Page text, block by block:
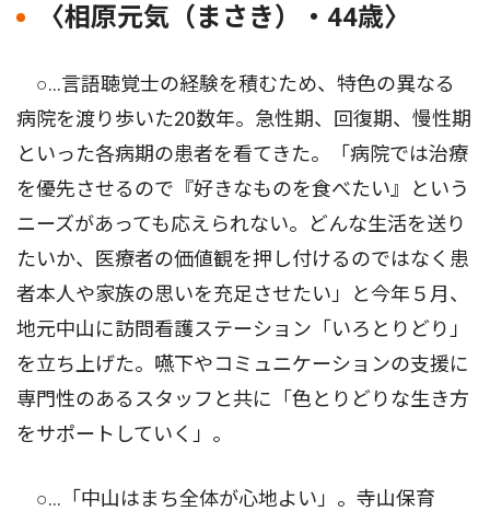
〈相原元気（まさき）・44歳〉
○…言語聴覚士の経験を積むため、特色の異なる
病院を渡り歩いた20数年。急性期、回復期、慢性期
といった各病期の患者を看てきた。「病院では治療
を優先させるので『好きなものを食べたい』という
ニーズがあっても応えられない。どんな生活を送り
たいか、医療者の価値観を押し付けるのではなく患
者本人や家族の思いを充足させたい」と今年５月、
地元中山に訪問看護ステーション「いろとりどり」
を立ち上げた。嚥下やコミュニケーションの支援に
専門性のあるスタッフと共に「色とりどりな生き方
をサポートしていく」。
○…「中山はまち全体が心地よい」。寺山保育